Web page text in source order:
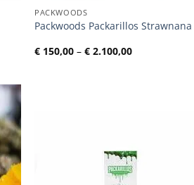
PACKWOODS
Packwoods Packarillos Strawnana
€ 150,00 –€ 2.100,00Preisspanne: